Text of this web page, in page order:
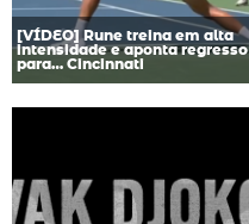
[VÍDEO] Rune treina em alta
intensidade e aponta regresso
para… Cincinnati